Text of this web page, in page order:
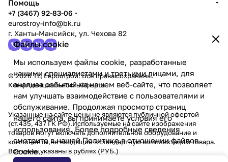
Файлы cookie
Мы используем файлы cookie, разработанные
нашими специалистами и третьими лицами, для
анализа событий на нашем веб-сайте, что позволяет
нам улучшать взаимодействие с пользователями и
обслуживание. Продолжая просмотр страниц
нашего сайта, вы принимаете условия его
использования. Более подробные сведения
смотрите в нашейПолитике в отношении файлов
Cookie.
Помощь
+7 (3467) 92-83-06
eurostroy-info@bk.ru
г. Ханты-Мансийск, ул. Чехова 82
© 2026 ТЦ Еврострой. Все права сохранены.
КонфиденциальностьОферта
Указанные на сайте цены не являются публичной офертой
(ст.435, 437 ГК РФ).Используемые на сайте изображения
товаров могут включать дополнительное оборудование и
компоненты,не входящие в стандартную комплектацию товара.
Все цены указаны в рублях (PУБ.)